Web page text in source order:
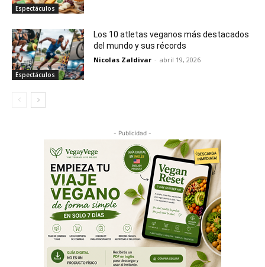
Espectáculos
Espectáculos
Los 10 atletas veganos más destacados
del mundo y sus récords
Nicolas Zaldivar - abril 19, 2026
- Publicidad -